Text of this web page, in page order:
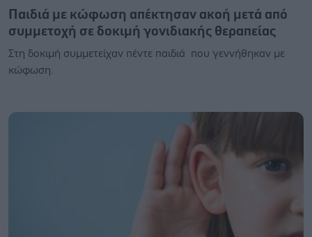
Παιδιά με κώφωση απέκτησαν ακοή μετά από
συμμετοχή σε δοκιμή γονιδιακής θεραπείας
Στη δοκιμή συμμετείχαν πέντε παιδιά που γεννήθηκαν με
κώφωση.